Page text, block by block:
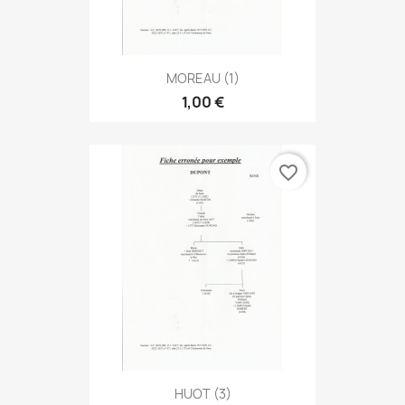
MOREAU (1)
1,00 €
HUOT (3)
favorite_border